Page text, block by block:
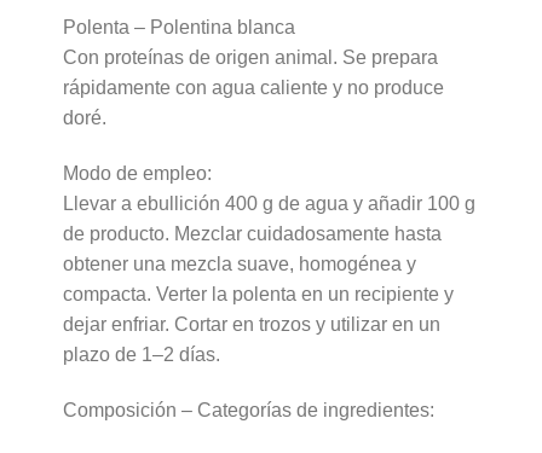
Polenta – Polentina blanca
Con proteínas de origen animal. Se prepara
rápidamente con agua caliente y no produce
doré.
Modo de empleo:
Llevar a ebullición 400 g de agua y añadir 100 g
de producto. Mezclar cuidadosamente hasta
obtener una mezcla suave, homogénea y
compacta. Verter la polenta en un recipiente y
dejar enfriar. Cortar en trozos y utilizar en un
plazo de 1–2 días.
Composición – Categorías de ingredientes: